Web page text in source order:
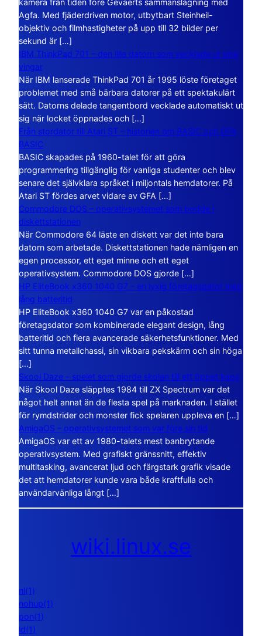
Agfa. Med fjäderdriven motor, utbytbart Steinheil-
objektiv och filmhastigheter på upp till 32 bilder per
sekund är […]
IBM ThinkPad 701 – den lilla datorn som vecklade ut sina
vingar
När IBM lanserade ThinkPad 701 år 1995 löste företaget
problemet med små bärbara datorer på ett spektakulärt
sätt. Datorns delade tangentbord vecklade automatiskt ut
sig när locket öppnades och […]
Från stordator till Atari ST – historien om BASIC och GFA
BASIC
BASIC skapades på 1960-talet för att göra
programmering tillgänglig för vanliga studenter och blev
senare det självklara språket i miljontals hemdatorer. På
Atari ST fördes arvet vidare av GFA […]
Commodore DOS – operativsystemet som bodde i
diskettstationen
När Commodore 64 läste en diskett var det inte bara
datorn som arbetade. Diskettstationen hade nämligen en
egen processor, ett eget minne och ett eget
operativsystem. Commodore DOS gjorde […]
HP EliteBook x360 1040 G7 – en lyxig företagsdator med
lång batteritid
HP EliteBook x360 1040 G7 var en påkostad
företagsdator som kombinerade elegant design, lång
batteritid och flera avancerade säkerhetsfunktioner. Med
sitt tunna metallchassi, sin vikbara pekskärm och sin höga
[…]
Skool Daze – spelet som gjorde skolan till ett öppet kaos
När Skool Daze släpptes 1984 till ZX Spectrum var det
något helt annat än de flesta spel på marknaden. I stället
för rymdstrider och monster fick spelaren uppleva en […]
AmigaOS – operativsystemet som var före sin tid
AmigaOS var ett av 1980-talets mest banbrytande
operativsystem. Med grafiskt gränssnitt, effektiv
multitasking, avancerat ljud och färgstark grafik visade
det att hemdatorer kunde vara både kraftfulla och
användarvänliga långt […]
wiki.linux.se
nl(1)
nohup(1)
pon(1)
ld(1)